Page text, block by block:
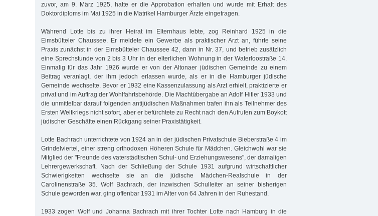
zuvor, am 9. März 1925, hatte er die Approbation erhalten und wurde mit Erhalt des
Doktordiploms im Mai 1925 in die Matrikel Hamburger Ärzte eingetragen.
Während Lotte bis zu ihrer Heirat im Elternhaus lebte, zog Reinhard 1925 in die
Eimsbütteler Chaussee. Er meldete ein Gewerbe als praktischer Arzt an, führte seine
Praxis zunächst in der Eimsbütteler Chaussee 42, dann in Nr. 37, und betrieb zusätzlich
eine Sprechstunde von 2 bis 3 Uhr in der elterlichen Wohnung in der Waterloostraße 14.
Einmalig für das Jahr 1926 wurde er von der Altonaer jüdischen Gemeinde zu einem
Beitrag veranlagt, der ihm jedoch erlassen wurde, als er in die Hamburger jüdische
Gemeinde wechselte. Bevor er 1932 eine Kassenzulassung als Arzt erhielt, praktizierte er
privat und im Auftrag der Wohlfahrtsbehörde. Die Machtübergabe an Adolf Hitler 1933 und
die unmittelbar darauf folgenden antijüdischen Maßnahmen trafen ihn als Teilnehmer des
Ersten Weltkriegs nicht sofort, aber er befürchtete zu Recht nach den Aufrufen zum Boykott
jüdischer Geschäfte einen Rückgang seiner Praxistätigkeit.
Lotte Bachrach unterrichtete von 1924 an in der jüdischen Privatschule Bieberstraße 4 im
Grindelviertel, einer streng orthodoxen Höheren Schule für Mädchen. Gleichwohl war sie
Mitglied der "Freunde des vaterstädtischen Schul- und Erziehungswesens", der damaligen
Lehrergewerkschaft. Nach der Schließung der Schule 1931 aufgrund wirtschaftlicher
Schwierigkeiten wechselte sie an die jüdische Mädchen-Realschule in der
Carolinenstraße 35. Wolf Bachrach, der inzwischen Schulleiter an seiner bisherigen
Schule geworden war, ging offenbar 1931 im Alter von 64 Jahren in den Ruhestand.
1933 zogen Wolf und Johanna Bachrach mit ihrer Tochter Lotte nach Hamburg in die